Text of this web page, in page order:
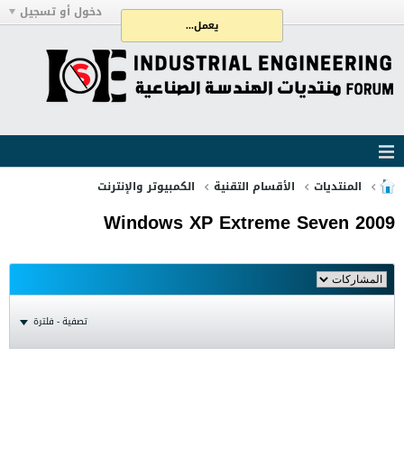
دخول أو تسجيل
المنتديات الأقسام التقنية الكمبيوتر والإنترنت
Windows XP Extreme Seven 2009
تصفية - فلترة
يعمل...